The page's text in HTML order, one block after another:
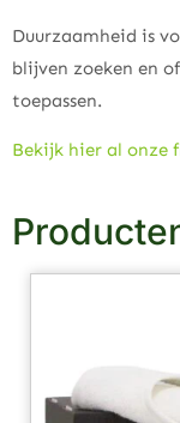
Duurzaamheid is
blijven zoeken en
toepassen.
Bekijk hier al onze